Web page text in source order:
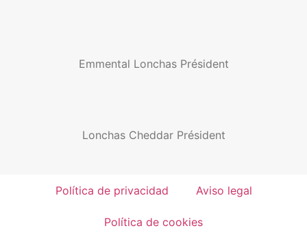
Emmental Lonchas Président
Lonchas Cheddar Président
Política de privacidad Aviso legal
Política de cookies